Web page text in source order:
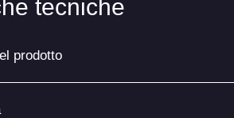
tecniche
prodotto